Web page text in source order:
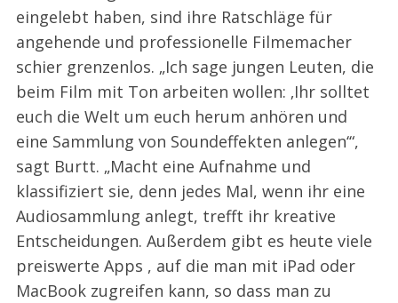
eingelebt haben, sind ihre Ratschläge für
angehende und professionelle Filmemacher
schier grenzenlos. „Ich sage jungen Leuten, die
beim Film mit Ton arbeiten wollen: ‚Ihr solltet
euch die Welt um euch herum anhören und
eine Sammlung von Soundeffekten anlegen‘“,
sagt Burtt. „Macht eine Aufnahme und
klassifiziert sie, denn jedes Mal, wenn ihr eine
Audiosammlung anlegt, trefft ihr kreative
Entscheidungen. Außerdem gibt es heute viele
preiswerte Apps , auf die man mit iPad oder
MacBook zugreifen kann, so dass man zu